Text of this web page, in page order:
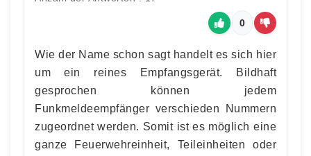
0
Wie der Name schon sagt handelt es sich hier
um ein reines Empfangsgerät. Bildhaft
gesprochen können jedem
Funkmeldeempfänger verschieden Nummern
zugeordnet werden. Somit ist es möglich eine
ganze Feuerwehreinheit, Teileinheiten oder